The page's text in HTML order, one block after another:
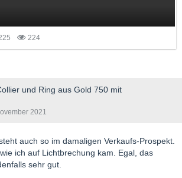
224
und Ring aus Gold 750 mit
2021
auch so im damaligen Verkaufs-Prospekt.
ich auf Lichtbrechung kam. Egal, das
sehr gut.